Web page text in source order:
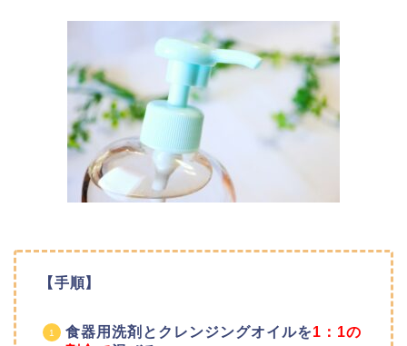
【手順】
食器用洗剤とクレンジングオイルを1：1の